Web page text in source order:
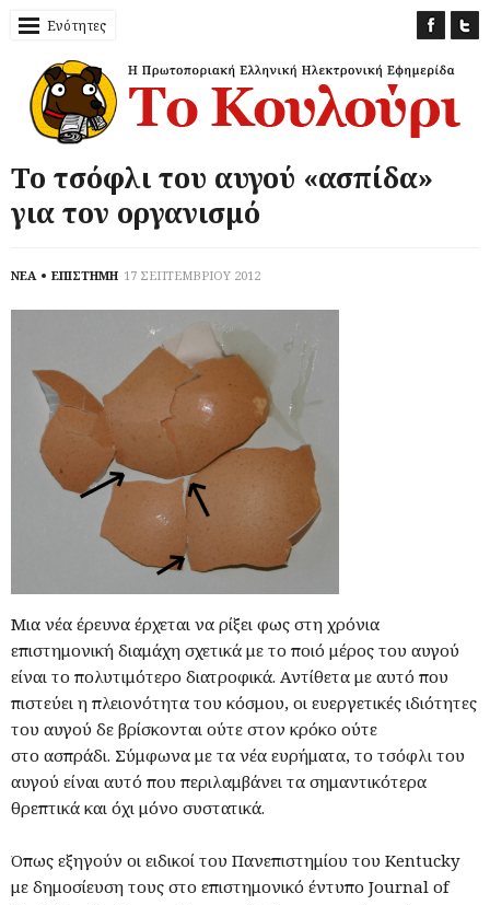
Ενότητες
Το τσόφλι του αυγού «ασπίδα»
για τον οργανισμό
ΝΕΑ ΕΠΙΣΤΗΜΗ 17 ΣΕΠΤΕΜΒΡΙΟΥ 2012
Μια νέα έρευνα έρχεται να ρίξει φως στη χρόνια
επιστημονική διαμάχη σχετικά με το πoιό μέρος του αυγού
είναι το πολυτιμότερο διατροφικά. Αντίθετα με αυτό που
πιστεύει η πλειονότητα του κόσμου, οι ευεργετικές ιδιότητες
του αυγού δε βρίσκονται ούτε στον κρόκο ούτε
στο ασπράδι. Σύμφωνα με τα νέα ευρήματα, το τσόφλι του
αυγού είναι αυτό που περιλαμβάνει τα σημαντικότερα
θρεπτικά και όχι μόνο συστατικά.
Όπως εξηγούν οι ειδικοί του Πανεπιστημίου του Kentucky
με δημοσίευση τους στο επιστημονικό έντυπο Journal of